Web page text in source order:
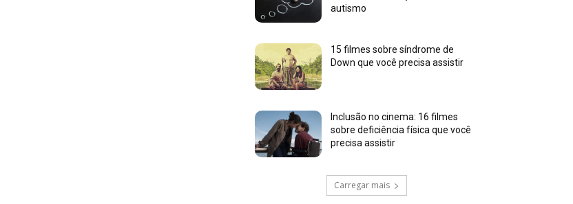
autismo
15 filmes sobre síndrome de
Down que você precisa assistir
Inclusão no cinema: 16 filmes
sobre deficiência física que você
precisa assistir
Carregar mais